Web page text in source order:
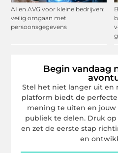
AI en AVG voor kleine bedrijven:
veilig omgaan met
persoonsgegevens
Begin vandaag
Stel het niet langer uit en
platform biedt de
mening te uiten en
publiek te delen. Druk op
en zet de eerste stap
en